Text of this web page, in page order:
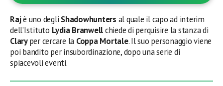
Rajè uno degli Shadowhunters al quale il capo ad interim
dell’Istituto Lydia Branwellchiede di perquisire la stanza di
Claryper cercare la Coppa Mortale. Il suo personaggio viene
poi bandito per insubordinazione, dopo una serie di
spiacevoli eventi.